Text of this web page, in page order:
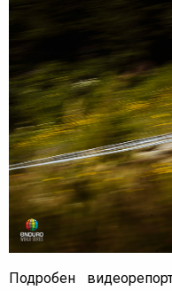
Подробен